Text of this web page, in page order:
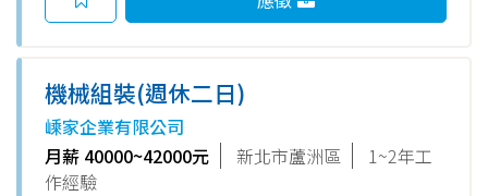
機械組裝(週休二日)
嵊家企業有限公司
月薪 40000~42000元
新北市蘆洲區
1~2年工
作經驗